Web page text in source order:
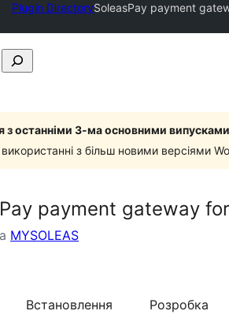
Plugin DirectorySoleasPay payment
з останніми 3-ма основними
з більш новими версіями
payment gateway
MYSOLEAS
Встановлення Розробка